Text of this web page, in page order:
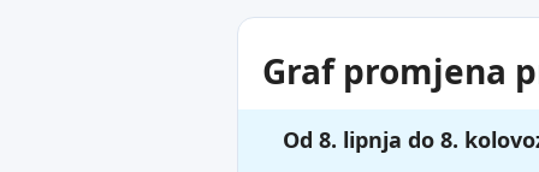
Graf promjena
Od 8. lipnja do 8.